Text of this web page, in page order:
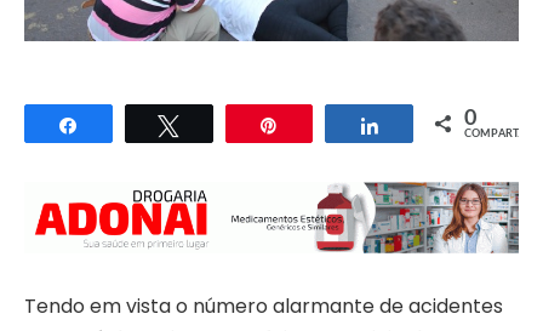
Compartilhar Compartilhar
0
COMPART.
Tendo em vista o número alarmante de acidentes